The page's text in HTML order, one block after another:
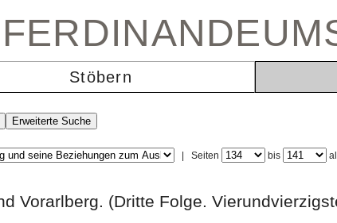
Stöbern
Seiten bis
Vorarlberg. (Dritte Folge.